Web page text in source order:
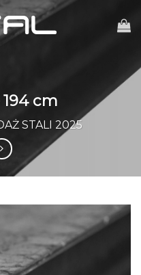
cm
STALI 2025